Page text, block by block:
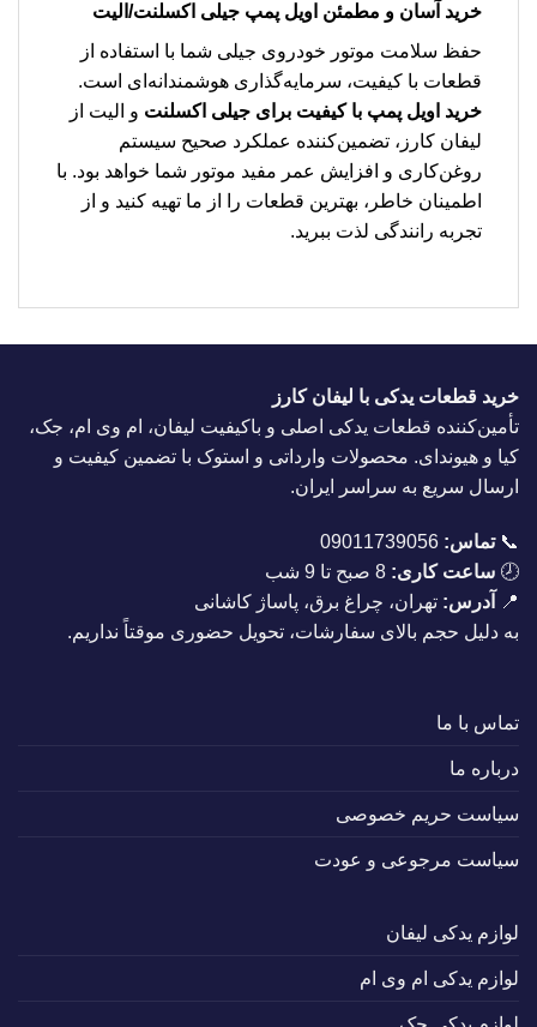
خرید آسان و مطمئن اویل پمپ جیلی اکسلنت/الیت
حفظ سلامت موتور خودروی جیلی شما با استفاده از
قطعات با کیفیت، سرمایه‌گذاری هوشمندانه‌ای است.
خرید اویل پمپ با کیفیت برای جیلی اکسلنت و الیت از
لیفان کارز، تضمین‌کننده عملکرد صحیح سیستم
روغن‌کاری و افزایش عمر مفید موتور شما خواهد بود. با
اطمینان خاطر، بهترین قطعات را از ما تهیه کنید و از
تجربه رانندگی لذت ببرید.
خرید قطعات یدکی با لیفان کارز
تأمین‌کننده قطعات یدکی اصلی و باکیفیت لیفان، ام وی ام، جک،
کیا و هیوندای. محصولات وارداتی و استوک با تضمین کیفیت و
ارسال سریع به سراسر ایران.
📞تماس: 09011739056
🕗 ساعت کاری:
📍
آدرس: تهران، چراغ برق، پاساژ کاشانی
به دلیل حجم بالای سفارشات، تحویل حضوری موقتاً نداریم.
تماس با ما
درباره ما
سیاست حریم خصوصی
سیاست مرجوعی و عودت
لوازم یدکی لیفان
لوازم یدکی ام وی ام